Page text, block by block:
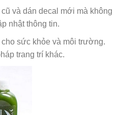
và dán decal mới mà không
nhật thông tin.
sức khỏe và môi trường.
trang trí khác.